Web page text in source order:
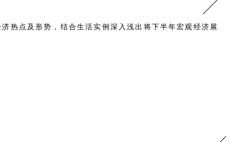
热点及形势，结合生活实例深入浅出将下半年宏观经济展